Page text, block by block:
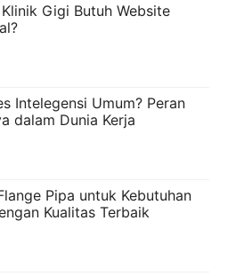
Gigi Butuh Website
Intelegensi Umum? Peran
dalam Dunia Kerja
Pipa untuk Kebutuhan
Kualitas Terbaik